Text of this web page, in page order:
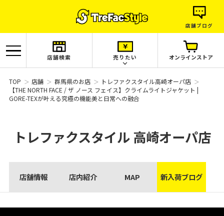
店舗ブログ
店舗検索 売りたい オンラインストア
TOP 店舗 群馬県のお店
トレファクスタイル高崎オーパ店
【THE NORTH FACE / ザ ノース フェイス】クライムライトジャケット |
GORE-TEXが叶える究極の機能美と日常への融合
トレファクスタイル 高崎オーパ店
店舗情報 店内紹介 MAP 新入荷ブログ